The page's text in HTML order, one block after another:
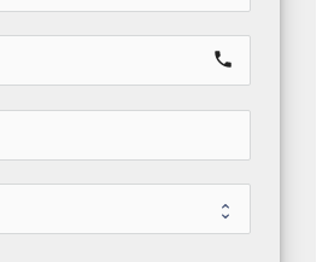
call